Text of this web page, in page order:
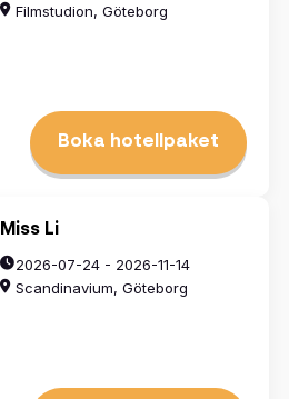
Filmstudion, Göteborg
Boka hotellpaket
Miss Li
2026-07-24 - 2026-11-14
Scandinavium, Göteborg